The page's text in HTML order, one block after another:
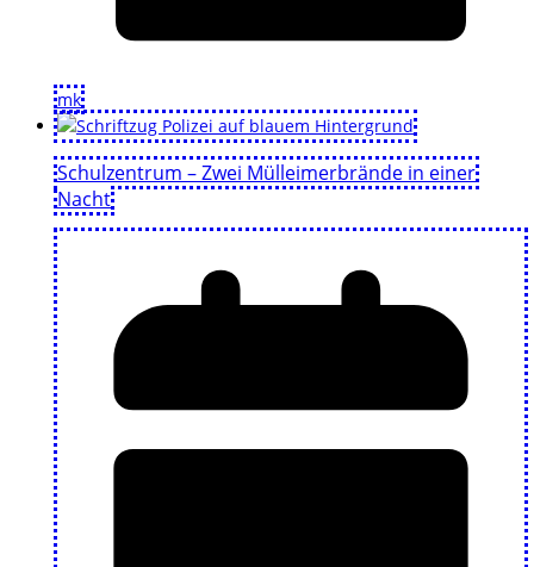
mk
Schulzentrum – Zwei Mülleimerbrände in einer
Nacht